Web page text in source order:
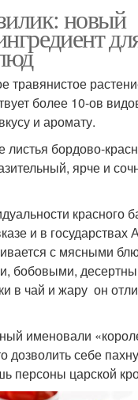
новый
травянистое
более 10-ов
и аромату.
листья бордово-
ярче и
красного
и в государствах
с мясными
бобовыми,
в чай и жару он
именовали
дозволить себе
персоны царской